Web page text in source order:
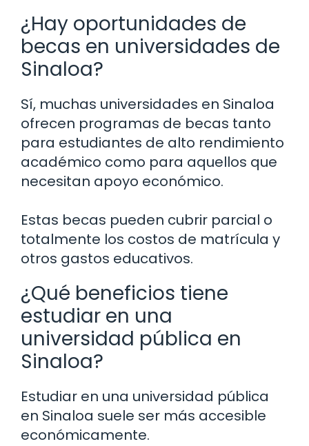
¿Hay oportunidades de
becas en universidades de
Sinaloa?
Sí, muchas universidades en Sinaloa
ofrecen programas de becas tanto
para estudiantes de alto rendimiento
académico como para aquellos que
necesitan apoyo económico.
Estas becas pueden cubrir parcial o
totalmente los costos de matrícula y
otros gastos educativos.
¿Qué beneficios tiene
estudiar en una
universidad pública en
Sinaloa?
Estudiar en una universidad pública
en Sinaloa suele ser más accesible
económicamente.